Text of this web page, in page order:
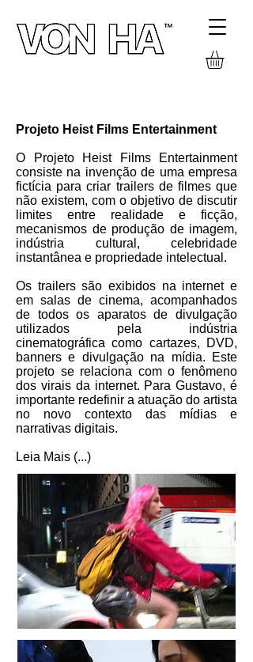
Projeto Heist Films Entertainment
O Projeto Heist Films Entertainment
consiste na invenção de uma empresa
fictícia para criar trailers de filmes que
não existem, com o objetivo de discutir
limites entre realidade e ficção,
mecanismos de produção de imagem,
indústria cultural, celebridade
instantânea e propriedade intelectual.
Os trailers são exibidos na internet e
em salas de cinema, acompanhados
de todos os aparatos de divulgação
utilizados pela indústria
cinematográfica como cartazes, DVD,
banners e divulgação na mídia. Este
projeto se relaciona com o fenômeno
dos virais da internet. Para Gustavo, é
importante redefinir a atuação do artista
no novo contexto das mídias e
narrativas digitais.
Leia Mais (...)